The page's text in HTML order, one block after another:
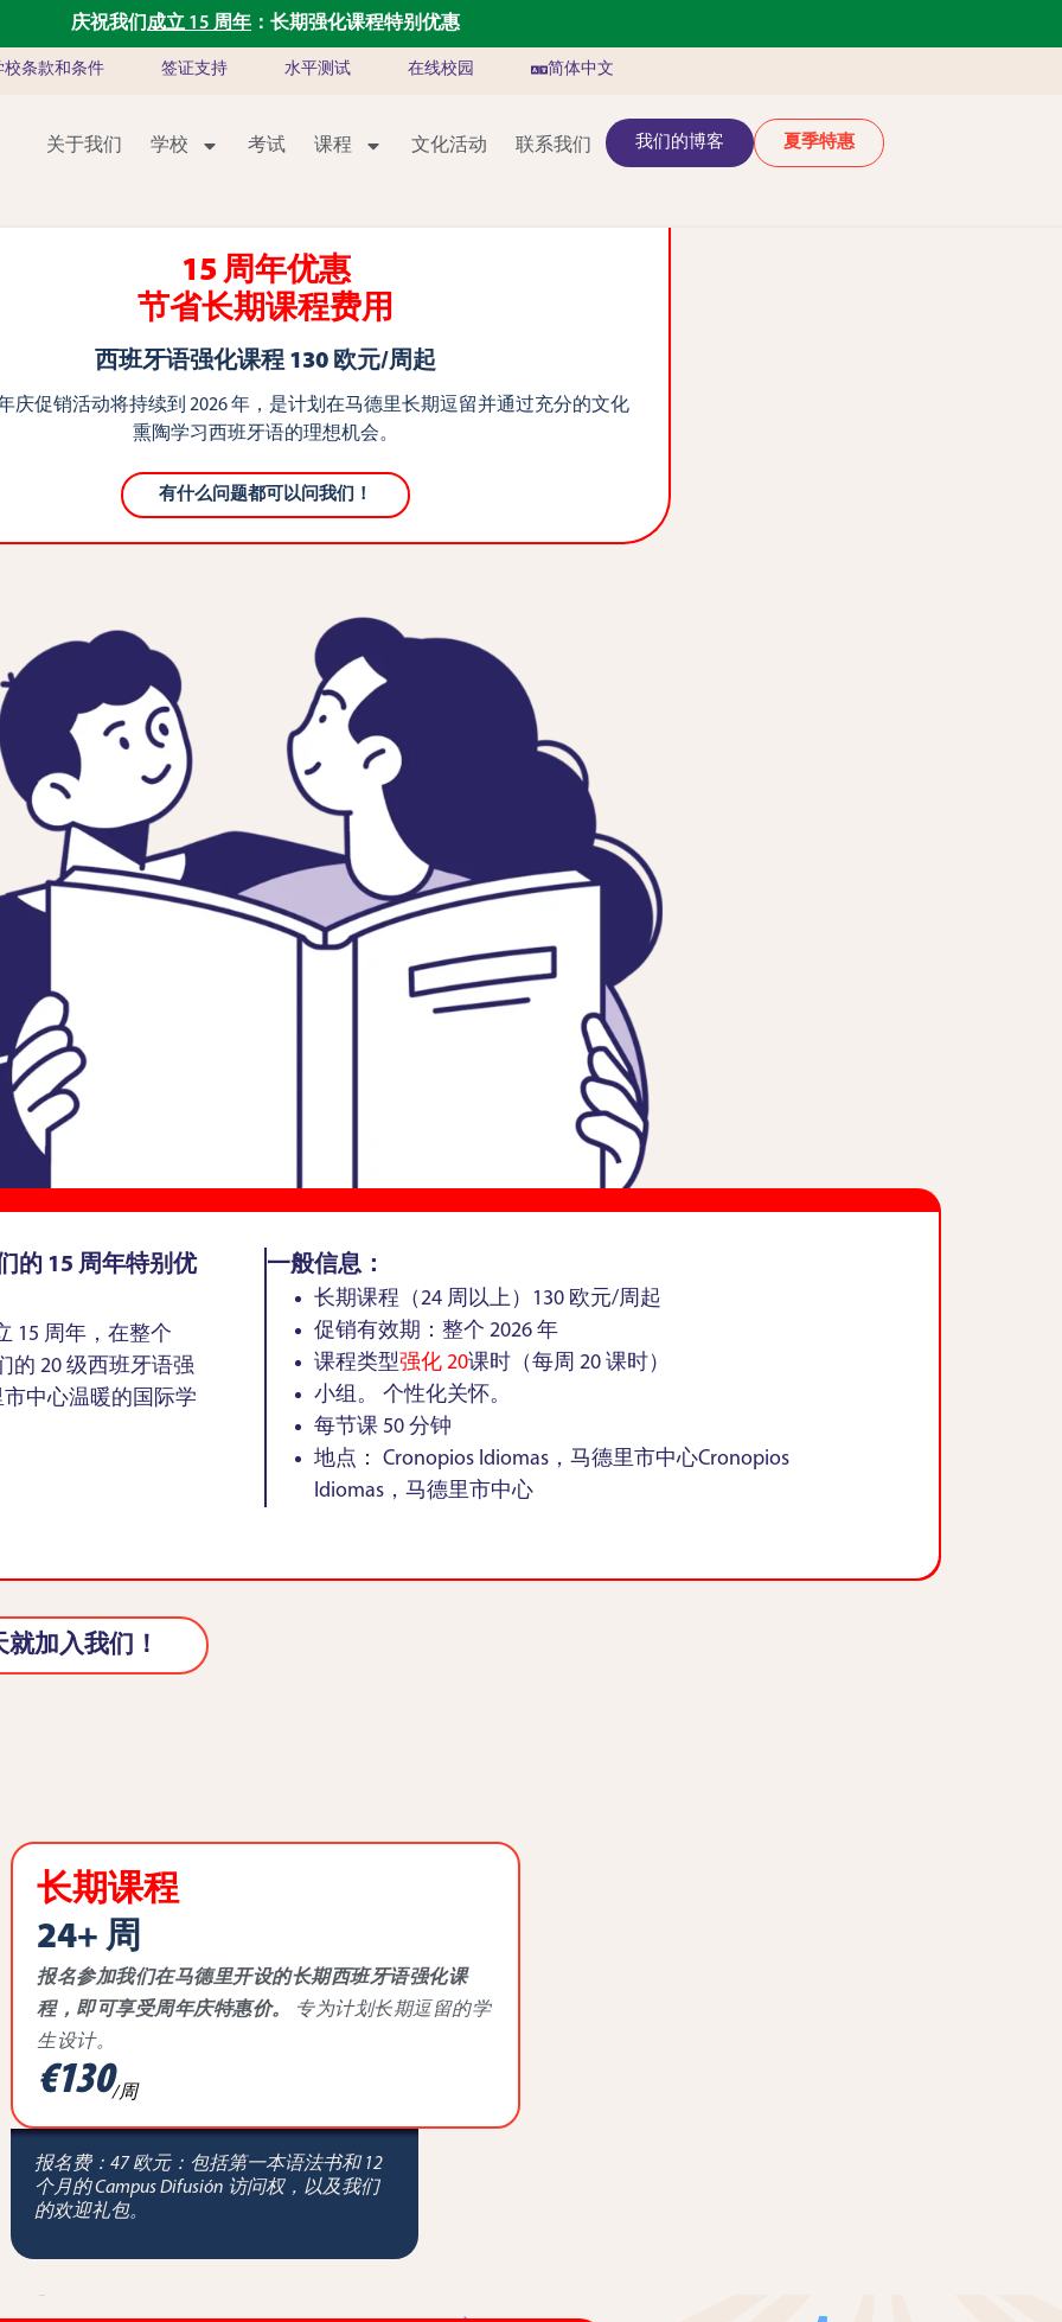
庆祝我们 成立 15 周年 ：长期强化课程特别优惠
校条款和条件 签证支持 水平测试 在线校园 简体中文
关于我们 学校 考试 课程 文化活动 联系我们 我们的博客 夏季特惠
15 周年优惠
节省长期课程费用
西班牙语强化课程 130 欧元/周起
庆促销活动将持续到 2026 年，是计划在马德里长期逗留并通过充分的文化
熏陶学习西班牙语的理想机会。
有什么问题都可以问我们！
的 15 周年特别优
15 周年，在整个
的 20 级西班牙语强
中心温暖的国际学
一般信息：
长期课程（24 周以上）130 欧元/周起
促销有效期：整个 2026 年
课程类型强化 20课时（每周 20 课时）
小组。 个性化关怀。
每节课 50 分钟
地点： Cronopios Idiomas，马德里市中心Cronopios
Idiomas，马德里市中心
就加入我们！
长期课程
24+ 周
报名参加我们在马德里开设的长期西班牙语强化课
程，即可享受周年庆特惠价。
专为计划长期逗留的学
生设计。
€130/周
报名费：47 欧元：包括第一本语法书和 12
个月的 Campus Difusión 访问权，以及我们
的欢迎礼包。